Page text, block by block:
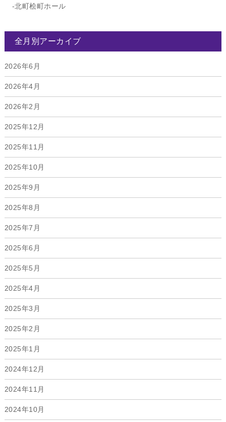
北町桧町ホール
全月別アーカイブ
2026年6月
2026年4月
2026年2月
2025年12月
2025年11月
2025年10月
2025年9月
2025年8月
2025年7月
2025年6月
2025年5月
2025年4月
2025年3月
2025年2月
2025年1月
2024年12月
2024年11月
2024年10月